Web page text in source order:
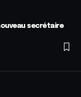
secrétaire